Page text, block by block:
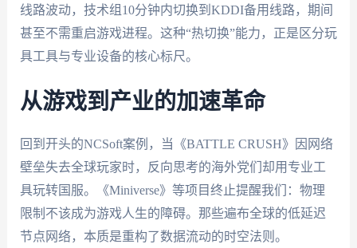
线路波动，技术组10分钟内切换到KDDI备用线路，期间
甚至不需重启游戏进程。这种“热切换”能力，正是区分玩
具工具与专业设备的核心标尺。
从游戏到产业的加速革命
回到开头的NCSoft案例，当《BATTLE CRUSH》因网络
壁垒失去全球玩家时，反向思考的海外党们却用专业工
具玩转国服。《Miniverse》等项目终止提醒我们：物理
限制不该成为游戏人生的障碍。那些遍布全球的低延迟
节点网络，本质是重构了数据流动的时空法则。